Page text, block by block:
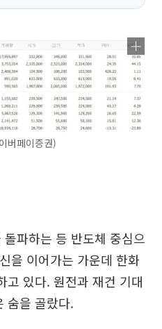
버페이증권)
파하는 등 반도체 중심으
을 이어가는 가운데 한화
고 있다. 원전과 재건 기대
숨을 골랐다.